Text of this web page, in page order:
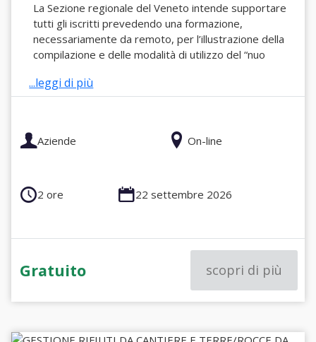
La Sezione regionale del Veneto intende supportare
tutti gli iscritti prevedendo una formazione,
necessariamente da remoto, per l’illustrazione della
compilazione e delle modalità di utilizzo del “nuo
...leggi di più
Aziende On-line
2 ore 22 settembre 2026
Gratuito scopri di più